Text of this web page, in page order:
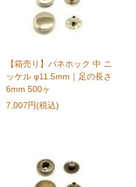
【箱売り】バネホック 中 ニ
ッケル φ11.5mm｜足の長さ
6mm 500ヶ
7,007円(税込)